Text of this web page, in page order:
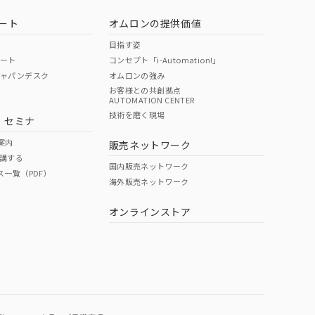
O O
ページへ
ください
ト
ト
パンデスク
セミナ
内
する
覧（PDF）
オムロンの提供価値
目指す姿
コンセプト「i-Automation!」
オムロンの強み
お客様との共創拠点
AUTOMATION CENTER
技術を磨く現場
販売ネットワーク
国内販売ネットワーク
海外販売ネットワーク
オンラインストア